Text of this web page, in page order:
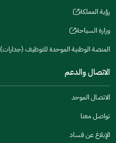
window)
new
window)
new
window)
رؤية المملكة
(opens
new
وزارة السياحة
(opens
new
window)
المنصة الوطنية الموحدة للتوظيف (جدارات)
(opens
window)
الاتصال والدعم
الاتصال الموحد
تواصل معنا
الإبلاغ عن فساد